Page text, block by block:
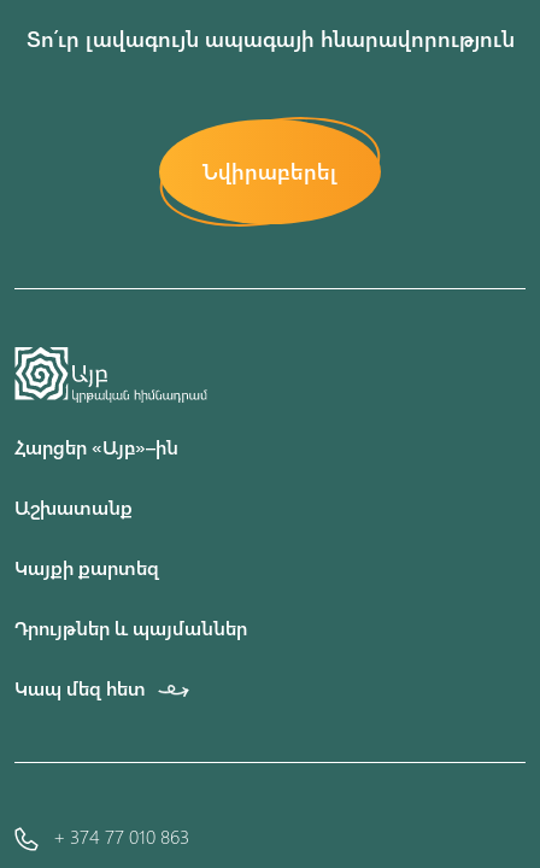
Տո՛ւր լավագույն ապագայի հնարավորություն
Նվիրաբերել
Հարցեր «Այբ»–ին
Աշխատանք
Կայքի քարտեզ
Դրույթներ և պայմաններ
Կապ մեզ հետ
+ 374 77 010 863